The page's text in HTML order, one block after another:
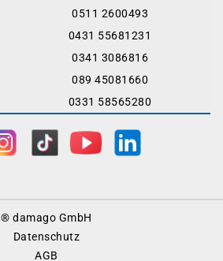
0511 2600493
0431 55681231
0341 3086816
089 45081660
0331 58565280
® damago GmbH
Datenschutz
AGB